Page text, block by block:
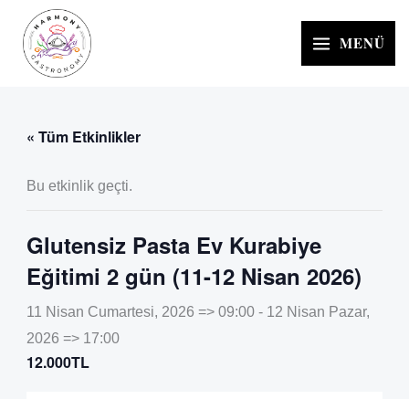
İçeriğe
MENÜ
« Tüm Etkinlikler
Bu etkinlik geçti.
Glutensiz Pasta Ev Kurabiye
Eğitimi 2 gün (11-12 Nisan 2026)
11 Nisan Cumartesi, 2026 => 09:00- 12 Nisan Pazar,
2026 => 17:00
12.000TL